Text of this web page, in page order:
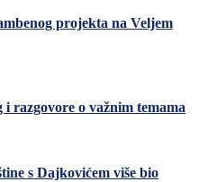
projekta na Veljem
razgovore o važnim temama
s Dajkovićem više bio